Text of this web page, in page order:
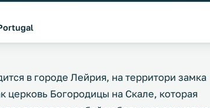
в городе Лейрия, на территори замка
церковь Богородицы на Скале, которая